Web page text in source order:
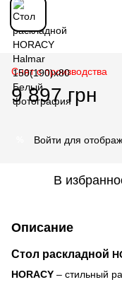
Снят с производства
9 897 грн
Войти для
В
Описание
Стол раскладной
HORACY – стильный